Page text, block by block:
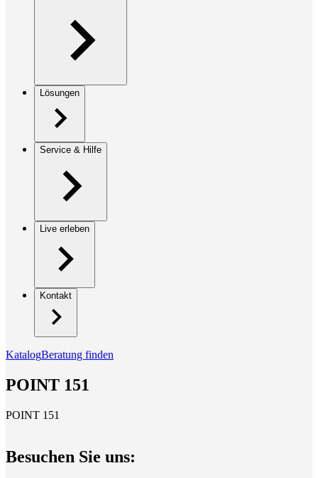
Lösungen
Service & Hilfe
Live erleben
Kontakt
KatalogBeratung finden
POINT 151
POINT 151
Besuchen Sie uns: